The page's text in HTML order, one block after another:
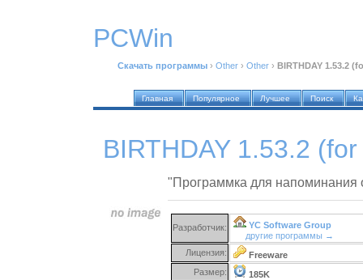
PCWin
Скачать программы › Other › Other › BIRTHDAY 1.53.2
Главная Популярное Лучшее Поиск
BIRTHDAY 1.53.2
"Программка для напоминания
Разработчик:
YC Software Group
другие программы →
Лицензия:
Freeware
Размер:
185K